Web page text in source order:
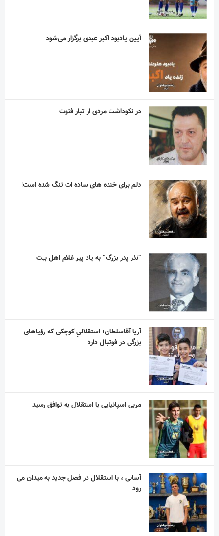
آیین یادبود اکبر عبدی برگزار می‌شود
در نکوداشت مردی از تبار فتوت
دلم برای خنده های ساده ات تنگ شده است!
“نذر پدر بزرگ” به یاد پیر غلام اهل بیت
آریا آقاسلطان؛ استقلالیِ کوچکی که رؤیاهای
بزرگی در فوتبال دارد
مربی اسپانیایی با استقلال به توافق رسید
آسانی ، با استقلال در فصل جدید به میدان می
رود